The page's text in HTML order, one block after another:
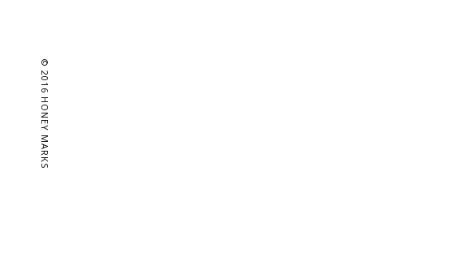
© 2016 HONEY MARKS